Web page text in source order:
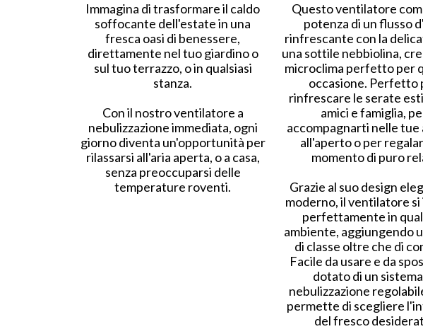
Immagina di trasformare il caldo
soffocante dell'estate in una
fresca oasi di benessere,
direttamente nel tuo giardino o
sul tuo terrazzo, o in qualsiasi
stanza.
Con il nostro ventilatore a
nebulizzazione immediata, ogni
giorno diventa un'opportunità per
rilassarsi all'aria aperta, o a casa,
senza preoccuparsi delle
temperature roventi.
Questo ventilatore
potenza di un flusso
rinfrescante con la
una sottile nebbiolina,
microclima perfetto per
occasione. Perfetto
rinfrescare le serate
amici e famiglia,
accompagnarti nelle
all'aperto o per
momento di puro
Grazie al suo design
moderno, il ventilatore
perfettamente in
ambiente, aggiungendo
di classe oltre che di
Facile da usare e da
dotato di un
nebulizzazione
permette di scegliere
del fresco